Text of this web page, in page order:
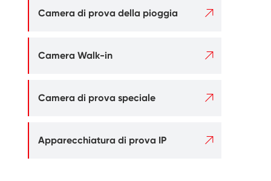
Camera di prova della pioggia 
Camera Walk-in 
Camera di prova speciale 
Apparecchiatura di prova IP 